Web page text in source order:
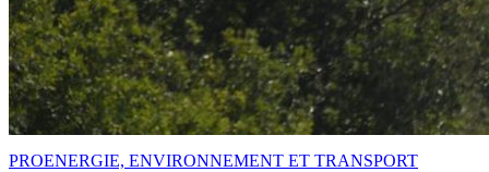
PROENERGIE, ENVIRONNEMENT ET TRANSPORT